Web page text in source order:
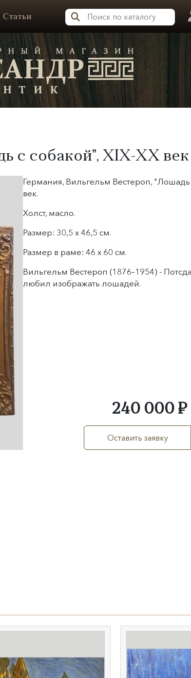
Статьи
Антик
с собакой", XIX-XX век
Германия, Вильгельм Вестероп, "Лошадь
век.
Холст, масло.
Размер: 30,5 х 46,5 см.
Размер в раме: 46 х 60 см.
Вильгельм Вестероп (1876–1954) -
любил изображать лошадей.
240 000 ₽
Оставить заявку